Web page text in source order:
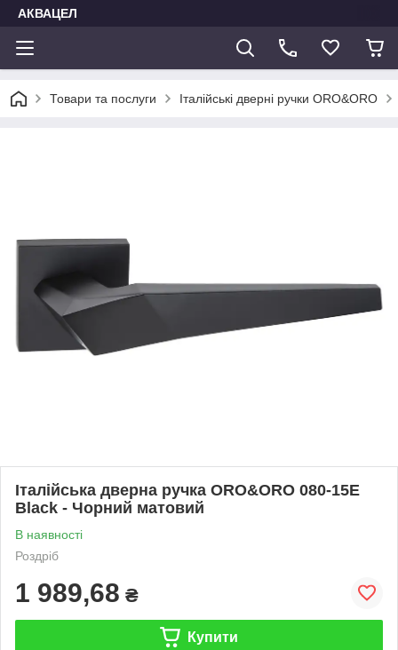
АКВАЦЕЛ
Товари та послуги Італійські дверні ручки ORO&ORO
Італійська дверна ручка ORO&ORO 080-15E
Black - Чорний матовий
В наявності
Роздріб
1 989,68 ₴
Купити